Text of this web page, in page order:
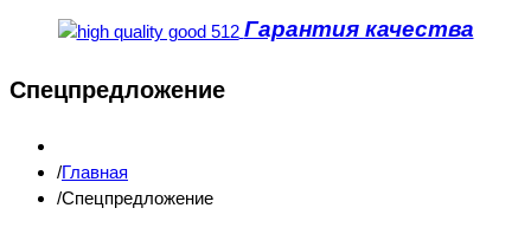
Гарантия качества
Спецпредложение
Главная
Спецпредложение